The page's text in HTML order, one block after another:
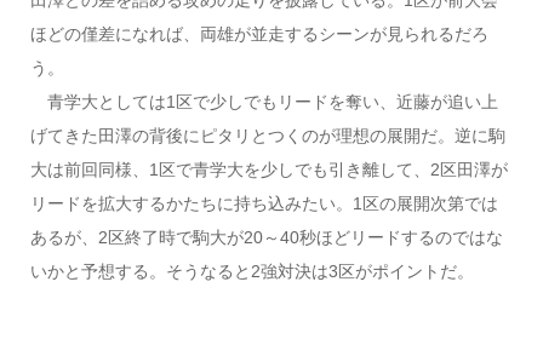
ほどの僅差になれば、両雄が並走するシーンが見られるだろ
う。
青学大としては1区で少しでもリードを奪い、近藤が追い上
げてきた田澤の背後にピタリとつくのが理想の展開だ。逆に駒
大は前回同様、1区で青学大を少しでも引き離して、2区田澤が
リードを拡大するかたちに持ち込みたい。1区の展開次第では
あるが、2区終了時で駒大が20～40秒ほどリードするのではな
いかと予想する。そうなると2強対決は3区がポイントだ。